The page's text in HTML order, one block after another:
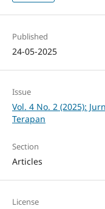
Published
24-05-2025
Issue
Vol. 4 No. 2 (2025):
Terapan
Section
Articles
License